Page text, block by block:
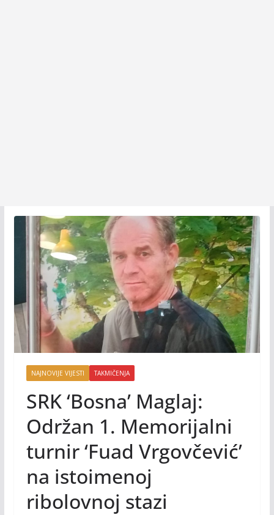
NAJNOVIJE VIJESTI TAKMIČENJA
SRK ‘Bosna’ Maglaj:
Održan 1. Memorijalni
turnir ‘Fuad Vrgovčević’
na istoimenoj
ribolovnoj stazi